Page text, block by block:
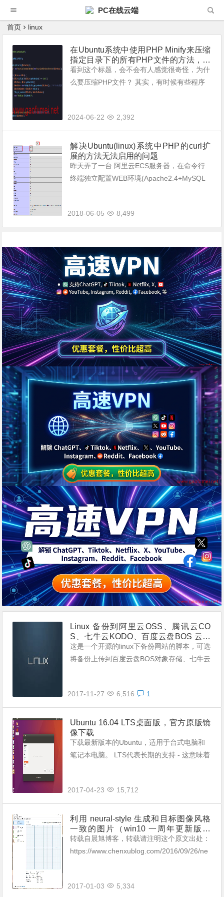
PC在线云端
首页 linux
在Ubuntu系统中使用PHP Minify来压缩
指定目录下的所有PHP文件的方法，附
详细步骤和代码。
看到这个标题，会不会有人感觉很奇怪，为什
么要压缩PHP文件？ 其实，有时候有些程序
出来。 ...
2024-06-22 2,392
解决Ubuntu(linux)系统中PHP的curl扩
展的方法无法启用的问题
昨天弄了一台 阿里云ECS服务器，在命令行
终端独立配置WEB环境(Apache2.4+MySQL
url扩展...
2018-06-05 8,499
Linux 备份到阿里云OSS、腾讯云CO
S、七牛云KODO、百度云盘BOS 云存
储脚本工具
这是一个开源的linux下备份网站的脚本，可选
将备份上传到百度云盘BOS对象存储、七牛云
存储 OSS 海量、安全...
2017-11-27 6,516 1
Ubuntu 16.04 LTS桌面版，官方原版镜
像下载
下载最新版本的Ubuntu，适用于台式电脑和
笔记本电脑。 LTS代表长期的支持 - 这意味着
核处...
2017-04-23 15,712
利用 neural-style 生成和目标图像风格
一致的图片（win10 一周年更新版可
用）
转载自晨旭博客，转载请注明这个原文出处：
https://www.chenxublog.com/2016/09/26/ne
2017-01-03
5,334